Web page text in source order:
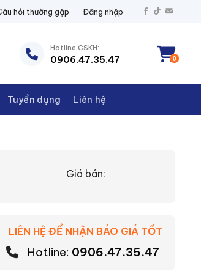
hỏi thường gặp Đăng nhập
Hotline CSKH:
0906.47.35.47 0
Tuyển dụng Liên hệ
Giá bán:
LIÊN HỆ ĐỂ NHẬN BÁO GIÁ TỐT
Hotline: 0906.47.35.47